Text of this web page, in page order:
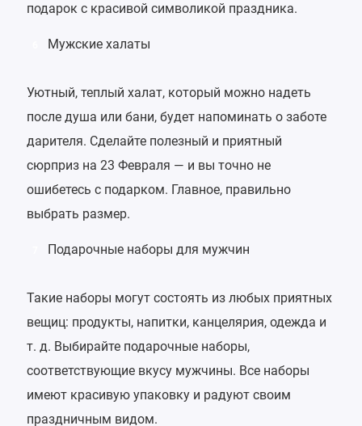
подарок с красивой символикой праздника.
Мужские халаты
Уютный, теплый халат, который можно надеть
после душа или бани, будет напоминать о заботе
дарителя. Сделайте полезный и приятный
сюрприз на 23 Февраля — и вы точно не
ошибетесь с подарком. Главное, правильно
выбрать размер.
Подарочные наборы для мужчин
Такие наборы могут состоять из любых приятных
вещиц: продукты, напитки, канцелярия, одежда и
т. д. Выбирайте подарочные наборы,
соответствующие вкусу мужчины. Все наборы
имеют красивую упаковку и радуют своим
праздничным видом.